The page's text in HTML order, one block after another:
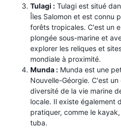
Tulagi : Tulagi est situé
Îles Salomon et est connu
forêts tropicales. C'est un
plongée sous-marine et
explorer les reliques et
mondiale à proximité.
Munda : Munda est une
Nouvelle-Géorgie. C'est
diversité de la vie marine
locale. Il existe également
pratiquer, comme le
tuba.